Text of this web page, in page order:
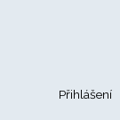
Přihlášení